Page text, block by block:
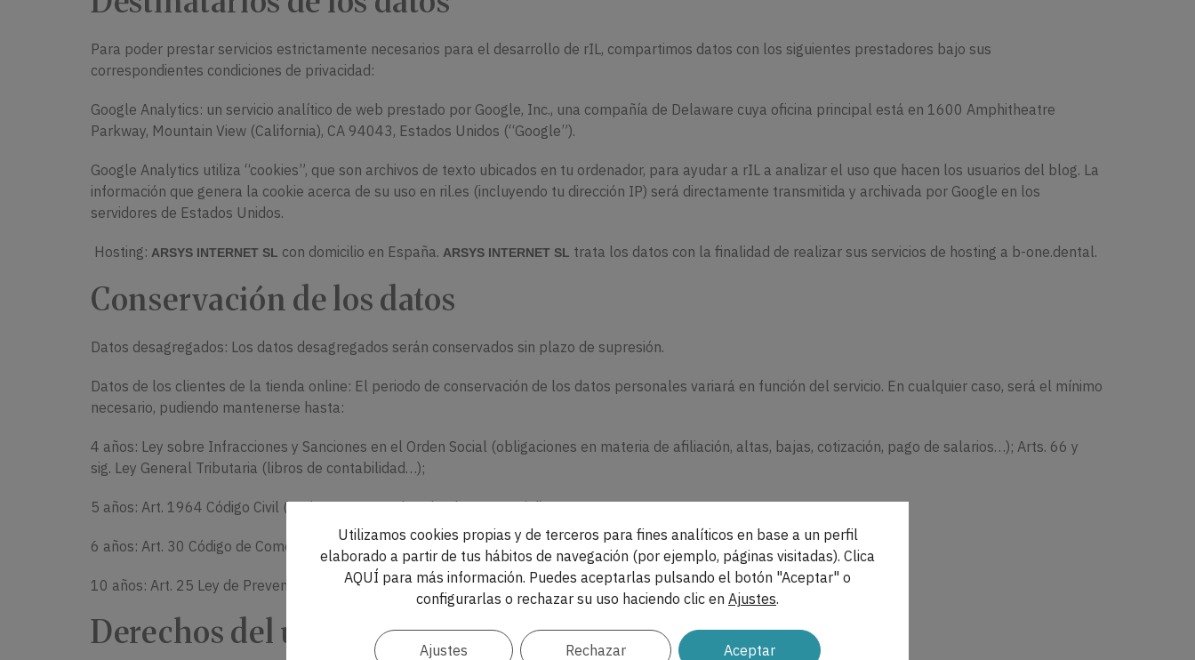
Para poder prestar servicios estrictamente necesarios para el desarrollo de rIL, compartimos datos con los siguientes prestadores bajo sus
correspondientes condiciones de privacidad:
Google Analytics: un servicio analítico de web prestado por Google, Inc., una compañía de Delaware cuya oficina principal está en 1600 Amphitheatre
Parkway, Mountain View (California), CA 94043, Estados Unidos (“Google”).
Google Analytics utiliza “cookies”, que son archivos de texto ubicados en tu ordenador, para ayudar a rIL a analizar el uso que hacen los usuarios del blog. La
información que genera la cookie acerca de su uso en ril.es (incluyendo tu dirección IP) será directamente transmitida y archivada por Google en los
servidores de Estados Unidos.
Hosting: ARSYS INTERNET SL con domicilio en España. ARSYS INTERNET SL trata los datos con la finalidad de realizar sus servicios de hosting a b-one.dental.
Conservación de los datos
Datos desagregados: Los datos desagregados serán conservados sin plazo de supresión.
Datos de los clientes de la tienda online: El periodo de conservación de los datos personales variará en función del servicio. En cualquier caso, será el mínimo
necesario, pudiendo mantenerse hasta:
4 años: Ley sobre Infracciones y Sanciones en el Orden Social (obligaciones en materia de afiliación, altas, bajas, cotización, pago de salarios…); Arts. 66 y
sig. Ley General Tributaria (libros de contabilidad…);
5 años: Art. 1964 Código Civil (acciones personales sin plazo especial)
6 años: Art. 30 Código de Comercio (libros de contabilidad, facturas…)
10 años: Art. 25 Ley de Prevención del Blanqueo de Capitales y Financiación del Terrorismo.
Derechos del usuario sobre sus datos
Utilizamos cookies propias y de terceros para fines analíticos en base a un perfil
elaborado a partir de tus hábitos de navegación (por ejemplo, páginas visitadas). Clica
AQUÍ para más información. Puedes aceptarlas pulsando el botón "Aceptar" o
configurarlas o rechazar su uso haciendo clic en Ajustes.
Aceptar
Rechazar
Ajustes